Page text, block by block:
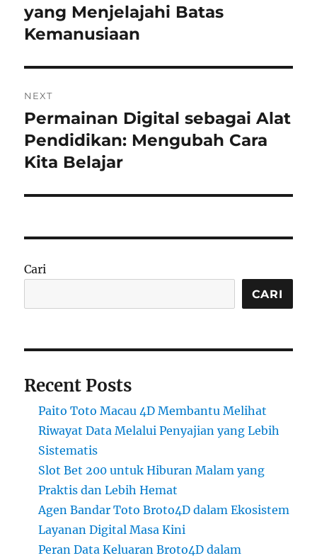
post:
yang Menjelajahi Batas
Kemanusiaan
NEXT
Next
post:
Permainan Digital sebagai Alat
Pendidikan: Mengubah Cara
Kita Belajar
Cari
CARI
Recent Posts
Paito Toto Macau 4D Membantu Melihat
Riwayat Data Melalui Penyajian yang Lebih
Sistematis
Slot Bet 200 untuk Hiburan Malam yang
Praktis dan Lebih Hemat
Agen Bandar Toto Broto4D dalam Ekosistem
Layanan Digital Masa Kini
Peran Data Keluaran Broto4D dalam